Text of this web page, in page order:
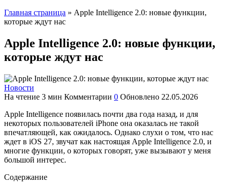
Главная страница » Apple Intelligence 2.0: новые функции,
которые ждут нас
Apple Intelligence 2.0: новые функции,
которые ждут нас
Новости
На чтение 3 мин Комментарии 0 Обновлено 22.05.2026
Apple Intelligence появилась почти два года назад, и для
некоторых пользователей iPhone она оказалась не такой
впечатляющей, как ожидалось. Однако слухи о том, что нас
ждет в iOS 27, звучат как настоящая Apple Intelligence 2.0, и
многие функции, о которых говорят, уже вызывают у меня
большой интерес.
Содержание